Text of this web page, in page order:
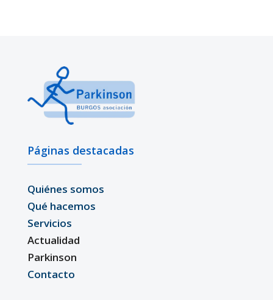
Páginas destacadas
Quiénes somos
Qué hacemos
Servicios
Actualidad
Parkinson
Contacto